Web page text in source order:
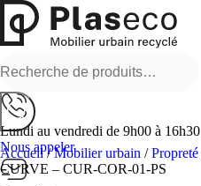
pour :
Lundi au vendredi de 9h00 à 16h30
Nous appeler
Accueil/Mobilier urbain /Propreté
CURVE – CUR-COR-01-PS